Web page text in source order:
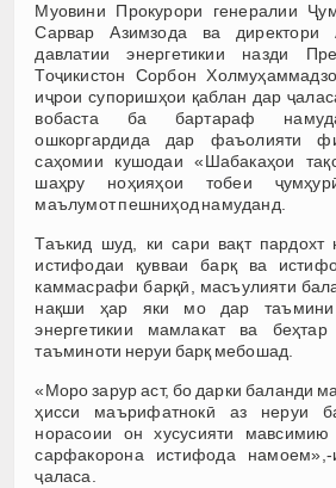
Муовини Прокурори генералии
Сарвар Азимзода ва директори
давлатии энергетикии назди
Тоҷикистон Сорбон
иҷрои супоришҳои қаблан дар
вобаста ба бартараф
ошкоргардида дар фаъолияти
саҳомии кушодаи «Шабакаҳои
шаҳру ноҳияҳои тобеи
маълумот пешниҳод намуданд.
Таъкид шуд, ки сари вақт пардохт
истифодаи қувваи барқ ва
каммасрафи барқӣ, масъулияти
нақши ҳар яки мо дар таъмини
энергетикии мамлакат ва
таъминоти неруи барқ мебошад.
«Моро зарур аст, бо дарки баланди
ҳисси маърифатнокӣ аз неруи
норасоии он хусусияти мавсимию
сарфакорона истифода намоем»,-
ҷаласа.